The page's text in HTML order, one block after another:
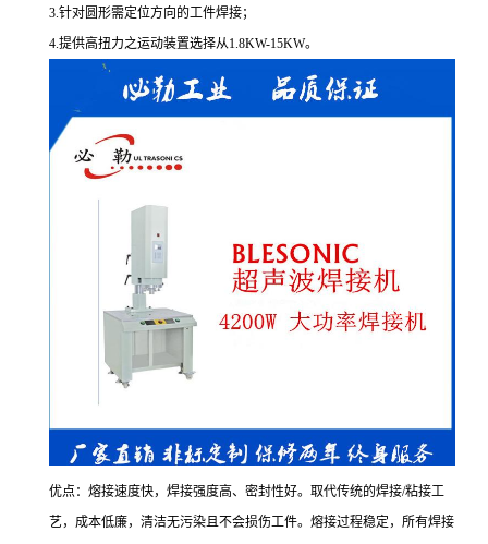
3.针对圆形需定位方向的工件焊接；
4.提供高扭力之运动装置选择从1.8KW-15KW。
优点：熔接速度快，焊接强度高、密封性好。取代传统的焊接/粘接工
艺，成本低廉，清洁无污染且不会损伤工件。熔接过程稳定，所有焊接